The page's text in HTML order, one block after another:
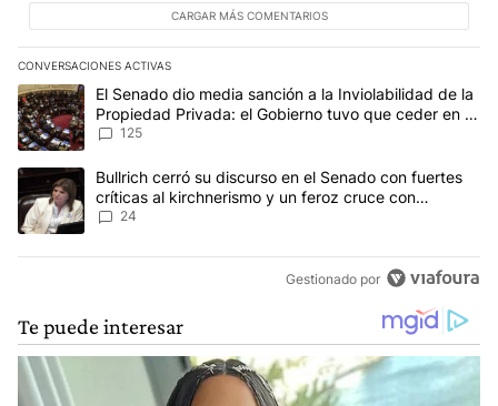
CARGAR MÁS COMENTARIOS
CONVERSACIONES ACTIVAS
Este listado muestra los artículos con más comentarios en los
Un artículo de tendencia con el título "El Senado dio media
El Senado dio media sanción a la Inviolabilidad de la
Propiedad Privada: el Gobierno tuvo que ceder en la
Ley del Manejo del Fuego
125
Un artículo de tendencia con el título "Bullrich cerró su discurso
Bullrich cerró su discurso en el Senado con fuertes
críticas al kirchnerismo y un feroz cruce con
Capitanich al que le gritó “¡cállate!”
24
Gestionado por